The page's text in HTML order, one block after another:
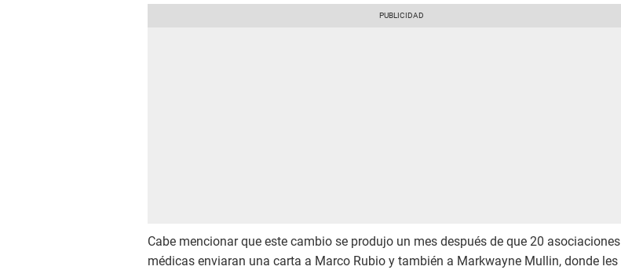
Cabe mencionar que este cambio se produjo un mes después de que 20 asociaciones
médicas enviaran una carta a Marco Rubio y también a Markwayne Mullin, donde les